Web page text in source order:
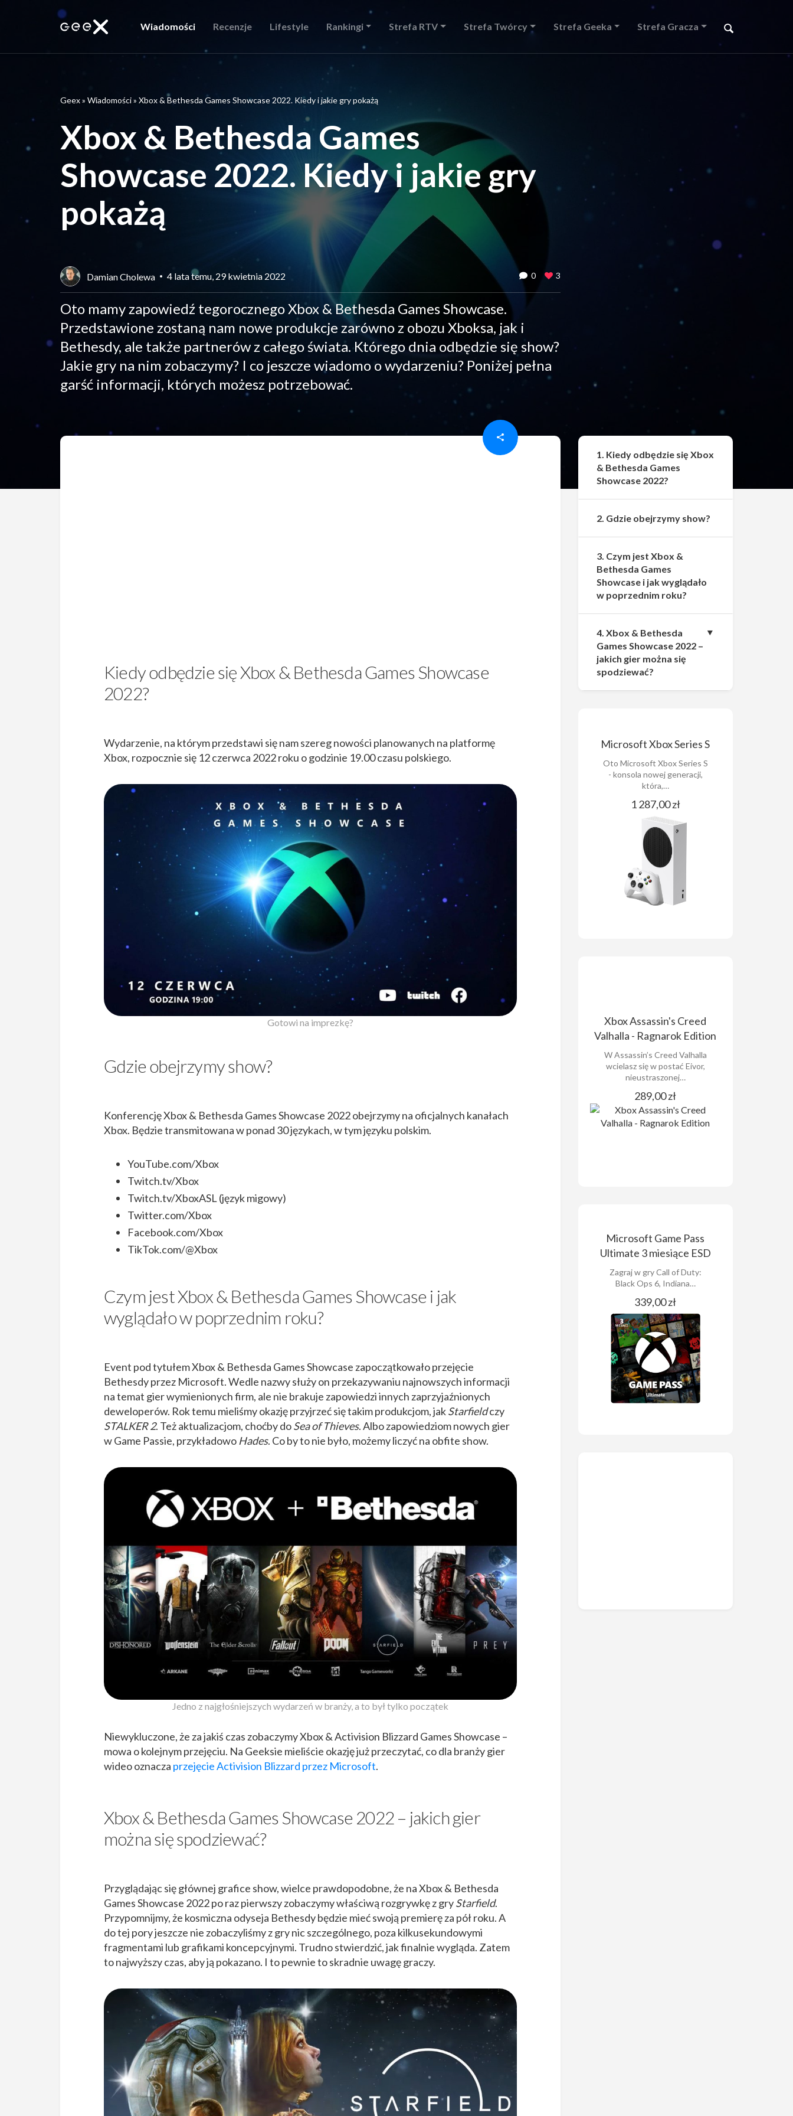
Wiadomości Recenzje Lifestyle Rankingi Strefa RTV Strefa Twórcy Strefa Geeka Strefa Gracza
Geex» Wiadomości» Xbox & Bethesda Games Showcase 2022. Kiedy i jakie gry pokażą
Xbox & Bethesda Games
Showcase 2022. Kiedy i jakie gry
pokażą
Damian Cholewa 4 lata temu, 29 kwietnia 2022 0 3
Oto mamy zapowiedź tegorocznego Xbox & Bethesda Games Showcase.
Przedstawione zostaną nam nowe produkcje zarówno z obozu Xboksa, jak i
Bethesdy, ale także partnerów z całego świata. Którego dnia odbędzie się show?
Jakie gry na nim zobaczymy? I co jeszcze wiadomo o wydarzeniu? Poniżej pełna
garść informacji, których możesz potrzebować.
Kiedy odbędzie się Xbox & Bethesda Games Showcase
2022?
Wydarzenie, na którym przedstawi się nam szereg nowości planowanych na platformę
Xbox, rozpocznie się 12 czerwca 2022 roku o godzinie 19.00 czasu polskiego.
Gotowi na imprezkę?
Gdzie obejrzymy show?
Konferencję Xbox & Bethesda Games Showcase 2022 obejrzymy na oficjalnych kanałach
Xbox. Będzie transmitowana w ponad 30 językach, w tym języku polskim.
YouTube.com/Xbox
Twitch.tv/Xbox
Twitch.tv/XboxASL (język migowy)
Twitter.com/Xbox
Facebook.com/Xbox
TikTok.com/@Xbox
Czym jest Xbox & Bethesda Games Showcase i jak
wyglądało w poprzednim roku?
Event pod tytułem Xbox & Bethesda Games Showcase zapoczątkowało przejęcie
Bethesdy przez Microsoft. Wedle nazwy służy on przekazywaniu najnowszych informacji
na temat gier wymienionych firm, ale nie brakuje zapowiedzi innych zaprzyjaźnionych
deweloperów. Rok temu mieliśmy okazję przyjrzeć się takim produkcjom, jakStarfieldczy
STALKER 2. Też aktualizacjom, choćby doSea of Thieves. Albo zapowiedziom nowych gier
w Game Passie, przykładowoHades. Co by to nie było, możemy liczyć na obfite show.
Jedno z najgłośniejszych wydarzeń w branży, a to był tylko początek
Niewykluczone, że za jakiś czas zobaczymy Xbox & Activision Blizzard Games Showcase –
mowa o kolejnym przejęciu. Na Geeksie mieliście okazję już przeczytać, co dla branży gier
wideo oznacza przejęcie Activision Blizzard przez Microsoft.
Xbox & Bethesda Games Showcase 2022 – jakich gier
można się spodziewać?
Przyglądając się głównej grafice show, wielce prawdopodobne, że na Xbox & Bethesda
Games Showcase 2022 po raz pierwszy zobaczymy właściwą rozgrywkę z gryStarfield.
Przypomnijmy, że kosmiczna odyseja Bethesdy będzie mieć swoją premierę za pół roku. A
do tej pory jeszcze nie zobaczyliśmy z gry nic szczególnego, poza kilkusekundowymi
fragmentami lub grafikami koncepcyjnymi. Trudno stwierdzić, jak finalnie wygląda. Zatem
to najwyższy czas, aby ją pokazano. I to pewnie to skradnie uwagę graczy.
1. Kiedy odbędzie się Xbox
& Bethesda Games
Showcase 2022?
2. Gdzie obejrzymy show?
3. Czym jest Xbox &
Bethesda Games
Showcase i jak wyglądało
w poprzednim roku?
4. Xbox & Bethesda
Games Showcase 2022 –
jakich gier można się
spodziewać?
Microsoft Xbox Series S
Oto Microsoft Xbox Series S
- konsola nowej generacji,
która,…
1 287,00 zł
Xbox Assassin's Creed
Valhalla - Ragnarok Edition
W Assassin’s Creed Valhalla
wcielasz się w postać Eivor,
nieustraszonej…
289,00 zł
Microsoft Game Pass
Ultimate 3 miesiące ESD
Zagraj w gry Call of Duty:
Black Ops 6, Indiana…
339,00 zł